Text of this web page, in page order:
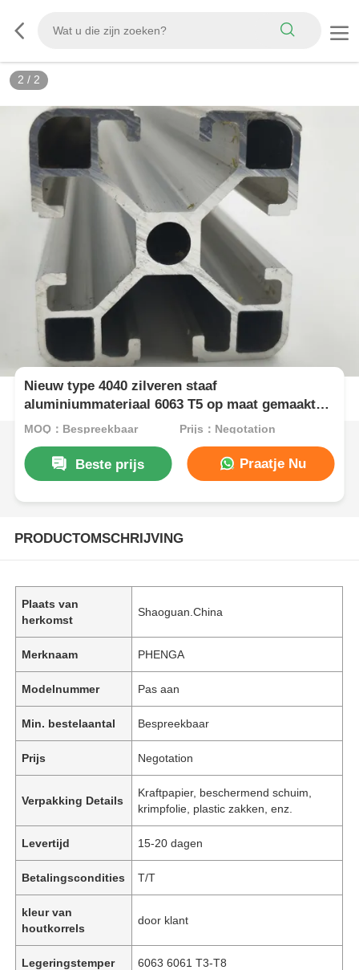
2 / 2
Nieuw type 4040 zilveren staaf
aluminiummateriaal 6063 T5 op maat gemaakte
aluminiumprofielen in China, geëxtrudeerde
MOQ：Bespreekbaar Prijs：Negotation
Beste prijs Praatje Nu
PRODUCTOMSCHRIJVING
Plaats van
herkomst
Shaoguan.China
Merknaam PHENGA
Modelnummer Pas aan
Min. bestelaantal Bespreekbaar
Prijs Negotation
Verpakking Details
Kraftpapier, beschermend schuim,
krimpfolie, plastic zakken, enz.
Levertijd 15-20 dagen
Betalingscondities T/T
kleur van
houtkorrels
door klant
Legeringstemper 6063 6061 T3-T8